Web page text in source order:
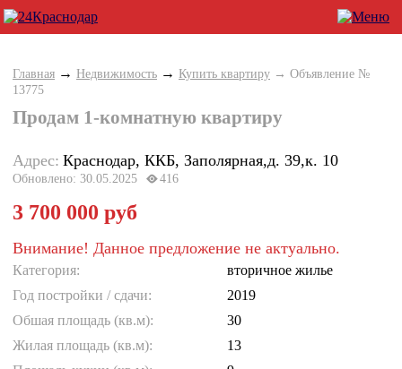
Главная → Недвижимость → Купить квартиру → Объявление №
13775
Продам 1-комнатную квартиру
Адрес: Краснодар, ККБ, Заполярная,д. 39,к. 10
Обновлено: 30.05.2025 416
3 700 000 руб
Внимание! Данное предложение не актуально.
Категория:
вторичное жилье
Год постройки / cдачи:
2019
Обшая площадь (кв.м):
30
Жилая площадь (кв.м):
13